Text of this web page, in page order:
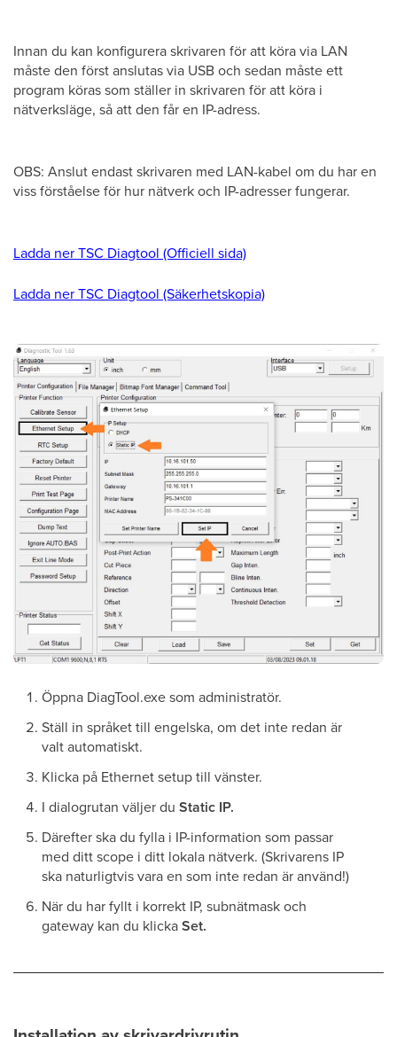
Innan du kan konfigurera skrivaren för att köra via LAN
måste den först anslutas via USB och sedan måste ett
program köras som ställer in skrivaren för att köra i
nätverksläge, så att den får en IP-adress.
OBS: Anslut endast skrivaren med LAN-kabel om du har en
viss förståelse för hur nätverk och IP-adresser fungerar.
Ladda ner TSC Diagtool (Officiell sida)
Ladda ner TSC Diagtool (Säkerhetskopia)
Öppna DiagTool.exe som administratör.
Ställ in språket till engelska, om det inte redan är
valt automatiskt.
Klicka på Ethernet setup till vänster.
I dialogrutan väljer du Static IP.
Därefter ska du fylla i IP-information som passar
med ditt scope i ditt lokala nätverk. (Skrivarens IP
ska naturligtvis vara en som inte redan är använd!)
När du har fyllt i korrekt IP, subnätmask och
gateway kan du klickaSet.